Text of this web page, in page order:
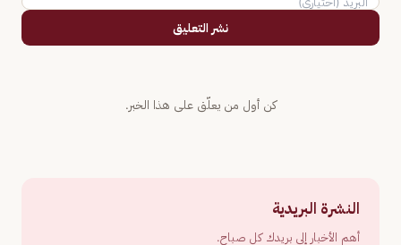
نشر التعليق
كن أول من يعلّق على هذا الخبر.
النشرة البريدية
أهم الأخبار إلى بريدك كل صباح.